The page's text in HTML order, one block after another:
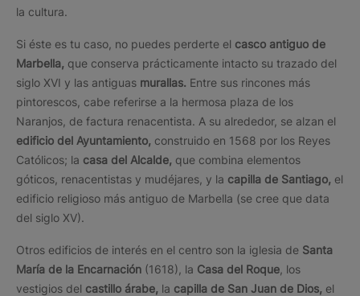
la cultura.
Si éste es tu caso, no puedes perderte el casco antiguo de
Marbella, que conserva prácticamente intacto su trazado del
siglo XVI y las antiguas murallas. Entre sus rincones más
pintorescos, cabe referirse a la hermosa plaza de los
Naranjos, de factura renacentista. A su alrededor, se alzan el
edificio del Ayuntamiento, construido en 1568 por los Reyes
Católicos; la casa del Alcalde, que combina elementos
góticos, renacentistas y mudéjares, y la capilla de Santiago, el
edificio religioso más antiguo de Marbella (se cree que data
del siglo XV).
Otros edificios de interés en el centro son la iglesia de Santa
María de la Encarnación (1618), la Casa del Roque , los
vestigios del castillo árabe, la capilla de San Juan de Dios, el